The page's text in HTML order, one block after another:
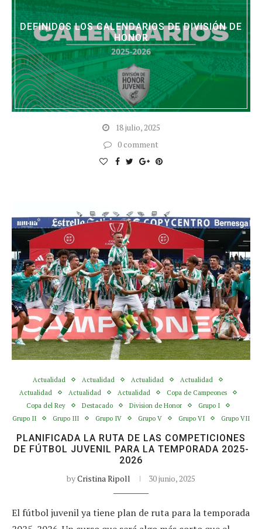
DEFINIDOS LOS CALENDARIOS DE DIVISIÓN DE
HONOR
18 julio, 2025
0 comment
Actualidad Actualidad Actualidad
Actualidad
Actualidad
Actualidad Actualidad
Copa de Campeones
Copa del Rey
Destacado Division de Honor
Grupo I
Grupo II
Grupo III Grupo IV Grupo V Grupo VI Grupo VII
PLANIFICADA LA RUTA DE LAS COMPETICIONES
DE FÚTBOL JUVENIL PARA LA TEMPORADA 2025-
2026
byCristina Ripoll 30 junio, 2025
El fútbol juvenil ya tiene plan de ruta para la temporada